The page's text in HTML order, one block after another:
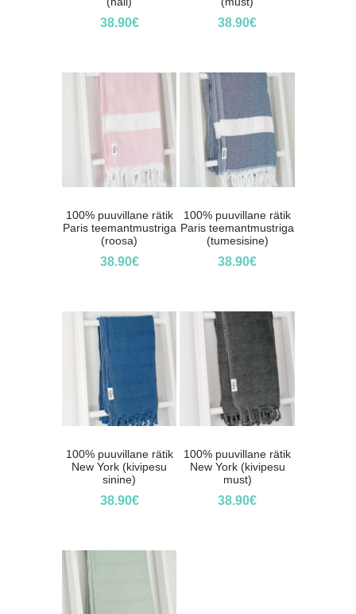
38.90€ 38.90€
100% puuvillane rätik
Paris teemantmustriga
(roosa)
38.90€
100% puuvillane rätik
Paris teemantmustriga
(tumesisine)
38.90€
100% puuvillane rätik
New York (kivipesu
sinine)
38.90€
100% puuvillane rätik
New York (kivipesu
must)
38.90€